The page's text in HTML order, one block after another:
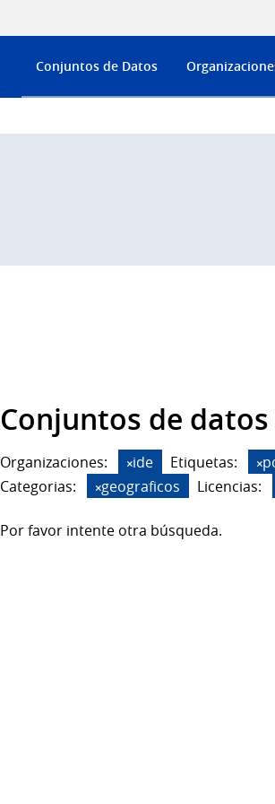
Conjuntos de Datos
Conjuntos de
Organizaciones: ide Etiquetas:
Categorias:
geograficos Licencias:
Por favor intente otra búsqueda.